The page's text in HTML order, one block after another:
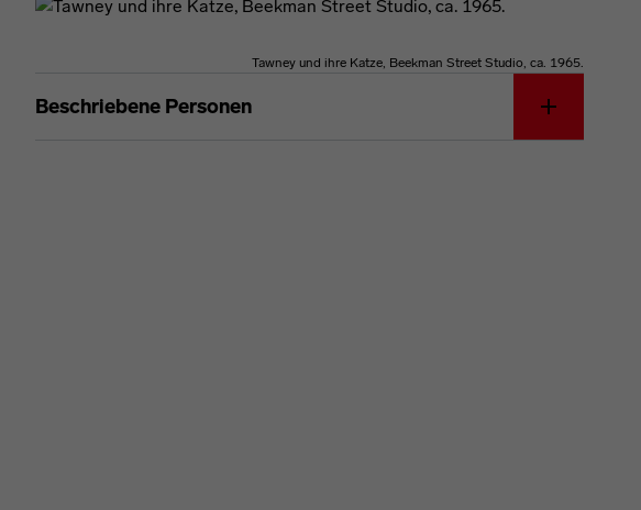
Tawney und ihre Katze, Beekman Street Studio, ca. 1965.
Beschriebene Personen